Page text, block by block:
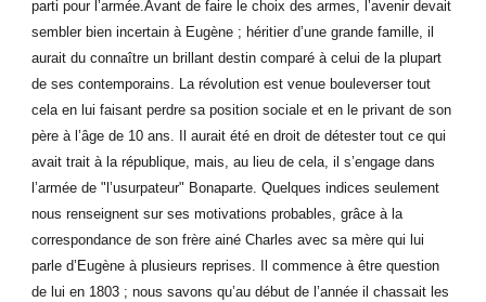
parti pour l’armée.Avant de faire le choix des armes, l’avenir devait
sembler bien incertain à Eugène ; héritier d’une grande famille, il
aurait du connaître un brillant destin comparé à celui de la plupart
de ses contemporains. La révolution est venue bouleverser tout
cela en lui faisant perdre sa position sociale et en le privant de son
père à l’âge de 10 ans. Il aurait été en droit de détester tout ce qui
avait trait à la république, mais, au lieu de cela, il s’engage dans
l’armée de "l’usurpateur" Bonaparte. Quelques indices seulement
nous renseignent sur ses motivations probables, grâce à la
correspondance de son frère ainé Charles avec sa mère qui lui
parle d’Eugène à plusieurs reprises. Il commence à être question
de lui en 1803 ; nous savons qu’au début de l’année il chassait les